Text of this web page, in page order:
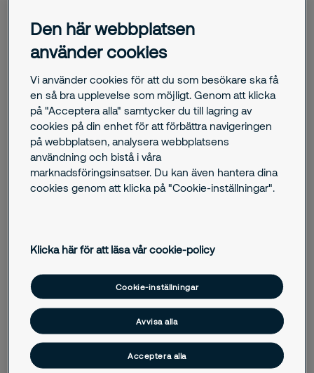
säkerhetsteknik- och lösningar.
July 30, 2025
Mobil bevakning: Smartare
säkerhetslösning för företag i Sverige
January 24, 2024
December 05, 2023
April 25, 2023
Så undviker du osäkra byggprojekt
Den här webbplatsen
använder cookies
Vi använder cookies för att du som besökare ska få
en så bra upplevelse som möjligt. Genom att klicka
på "Acceptera alla" samtycker du till lagring av
cookies på din enhet för att förbättra navigeringen
på webbplatsen, analysera webbplatsens
användning och bistå i våra
marknadsföringsinsatser. Du kan även hantera dina
cookies genom att klicka på "Cookie-inställningar".
Klicka här för att läsa vår cookie-policy
Cookie-inställningar
Avvisa alla
Acceptera alla